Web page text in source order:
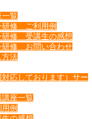
覧
研修 ご利用例
研修 受講生の感想
研修 お問い合わせ
方法
応しております）サー
座一覧
例